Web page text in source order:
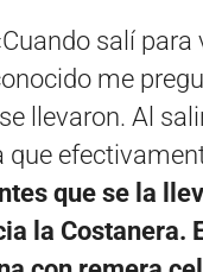
salí para
me
llevaron. Al
que
que se la
la Costanera.